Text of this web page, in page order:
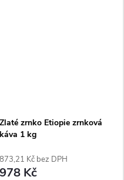
Zlaté zrnko Etiopie zrnková
káva 1 kg
873,21 Kč bez DPH
978 Kč